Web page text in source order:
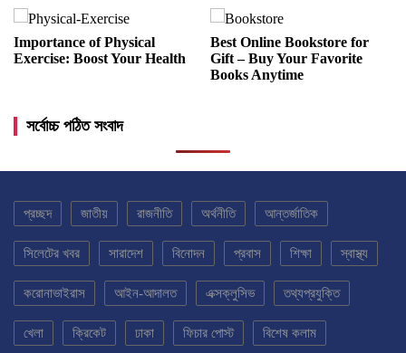
Importance of Physical
Exercise: Boost Your Health
Best Online Bookstore for
Gift – Buy Your Favorite
Books Anytime
সর্বোচ্চ পঠিত সংবাদ
প্রচ্ছদ জাতীয় রাজনীতি অর্থনীতি আন্তর্জাতিক
সিলেটের খবর সারাদেশ বিনোদন প্রবাস শিক্ষা স্বাস্থ্য
করোনাভাইরাস আইন-আদালত এক্সক্লুসিভ তথ্যপ্রযুক্তি
খেলা ক্রিকেট ঢাকা ফিচার পোস্ট বিশেষ কলাম